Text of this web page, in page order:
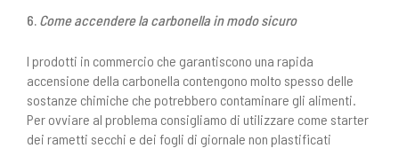
6. Come accendere la carbonella in modo sicuro
I prodotti in commercio che garantiscono una rapida
accensione della carbonella contengono molto spesso delle
sostanze chimiche che potrebbero contaminare gli alimenti.
Per ovviare al problema consigliamo di utilizzare come starter
dei rametti secchi e dei fogli di giornale non plastificati